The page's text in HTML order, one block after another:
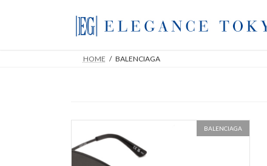
HOME BALENCIAGA
BALENCIAGA